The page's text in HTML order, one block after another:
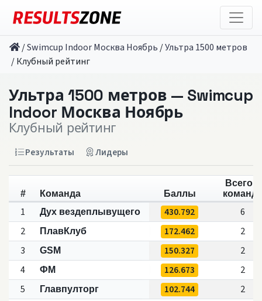
/Swimcup Indoor Москва Ноябрь /Ультра 1500 метров
/Клубный рейтинг
Ультра 1500 метров — Swimcup
Indoor Москва Ноябрь
Клубный рейтинг
Результаты Лидеры
# Команда Баллы
Всего в
команде
1 Дух вездеплывущего 430.792
6
2
ПлавКлуб 172.462
2
3
GSM 150.327
2
4
ФМ 126.673
2
5
Главпулторг 102.744
2